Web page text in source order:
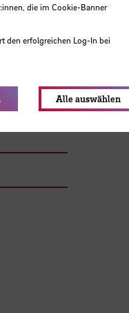
die im Cookie-Banner
den erfolgreichen Log-In bei
Alle auswählen